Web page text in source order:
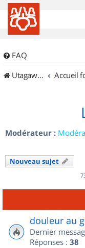
FAQ
UtagawaVTT (Randos VTT et VTTAE avec traces GPS)
Modérateur :
Nouveau sujet
douleur au
Dernier
Réponses : 38